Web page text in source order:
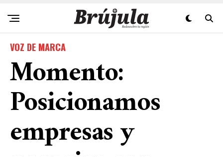
VOZ DE MARCA
Momento:
Posicionamos
empresas y